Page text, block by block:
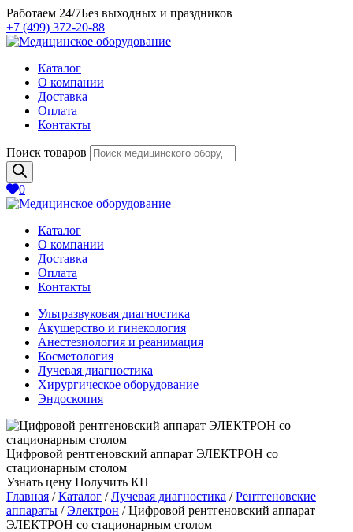
Работаем 24/7Без выходных и праздников
+7 (499) 372-20-88
Каталог
О компании
Доставка
Оплата
Контакты
Поиск товаров
0
Каталог
О компании
Доставка
Оплата
Контакты
Ультразвуковая диагностика
Акушерство и гинекология
Анестезиология и реанимация
Косметология
Лучевая диагностика
Хирургическое оборудование
Эндоскопия
Цифровой рентгеновский аппарат ЭЛЕКТРОН со
стационарным столом
Узнать цену Получить КП
Главная /Каталог /Лучевая диагностика /Рентгеновские
аппараты /Электрон /Цифровой рентгеновский аппарат
ЭЛЕКТРОН со стационарным столом